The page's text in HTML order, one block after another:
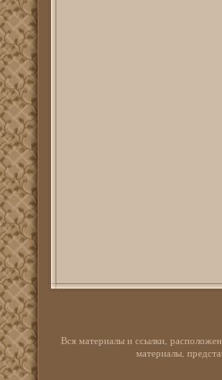
Вся материалы и ссылки,
материалы,